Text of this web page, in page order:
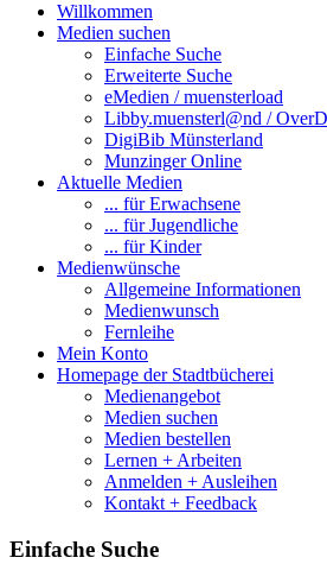
Willkommen
Medien suchen
Einfache Suche
Erweiterte Suche
eMedien / muensterload
Libby.muensterl@nd /
DigiBib Münsterland
Munzinger Online
Aktuelle Medien
... für Erwachsene
... für Jugendliche
... für Kinder
Medienwünsche
Allgemeine Informationen
Medienwunsch
Fernleihe
Mein Konto
Homepage der Stadtbücherei
Medienangebot
Medien suchen
Medien bestellen
Lernen + Arbeiten
Anmelden + Ausleihen
Kontakt + Feedback
Einfache Suche